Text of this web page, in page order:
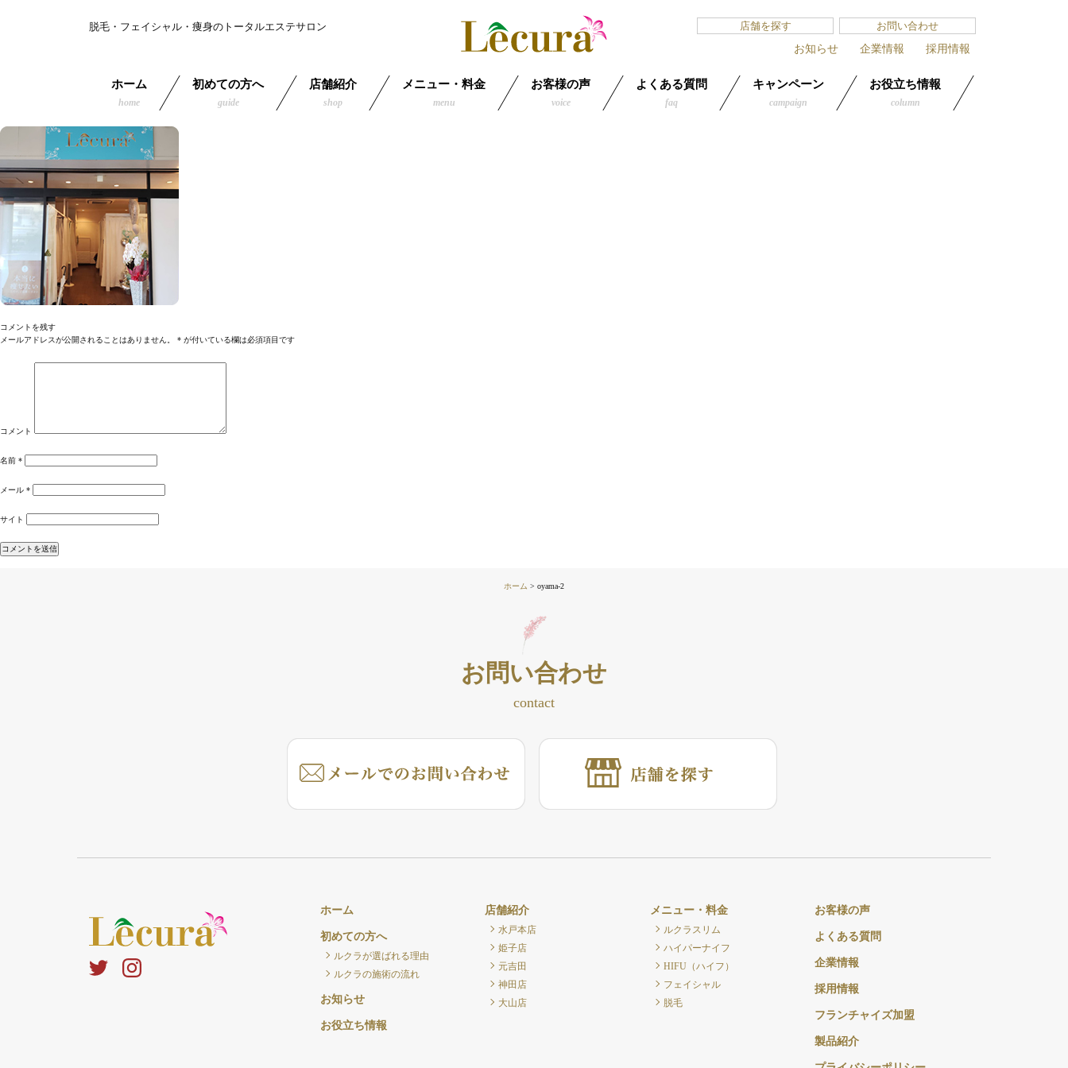
脱毛・フェイシャル・痩身のトータルエステサロン 店舗を探す
お問い合わせ
採用情報
企業情報
お知らせ
ホーム
home
初めての方へ
guide
店舗紹介
shop
メニュー・料金
menu
お客様の声
voice
よくある質問
faq
キャンペーン
campaign
お役立ち情報
column
コメントを残す
メールアドレスが公開されることはありません。
* が付いている欄は必須項目です
コメント
名前 *
メール *
サイト
ホーム > oyama-2
お問い合わせ
contact
ホーム
初めての方へ
ルクラが選ばれる理由
ルクラの施術の流れ
お知らせ
お役立ち情報
店舗紹介
水戸本店
姫子店
元吉田
神田店
大山店
メニュー・料金
ルクラスリム
ハイパーナイフ
HIFU（ハイフ）
フェイシャル
脱毛
お客様の声
よくある質問
企業情報
採用情報
フランチャイズ加盟
製品紹介